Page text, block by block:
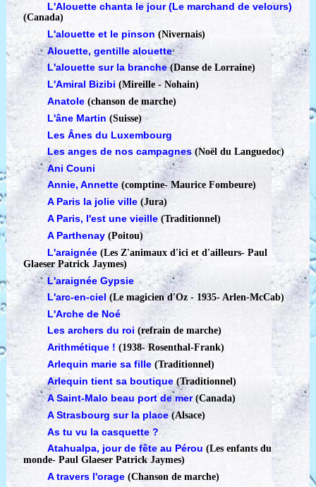
L'Alouette chanta le jour (Le marchand de velours)
(Canada)
L'alouette et le pinson (Nivernais)
Alouette, gentille alouette
L'alouette sur la branche (Danse de Lorraine)
L'Amiral Bizibi(Mireille - Nohain)
Anatole(chanson de marche)
L'âne Martin(Suisse)
Les Ânes du Luxembourg
Les anges de nos campagnes(Noël du Languedoc)
Ani Couni
Annie, Annette(comptine-Maurice Fombeure)
A Paris la jolie ville (Jura)
A Paris, l'est une vieille (Traditionnel)
A Parthenay(Poitou)
L'araignée(Les Z'animaux d'ici et d'ailleurs-Paul
Glaeser Patrick Jaymes)
L'araignée Gypsie
L'arc-en-ciel(Le magicien d'Oz - 1935-Arlen-McCab)
L'Arche de Noé
Les archers du roi (refrain de marche)
Arithmétique !(1938-Rosenthal-Frank)
Arlequin marie sa fille(Traditionnel)
Arlequin tient sa boutique (Traditionnel)
A Saint-Malo beau port de mer (Canada)
A Strasbourg sur la place (Alsace)
As tu vu la casquette ?
Atahualpa, jour de fête au Pérou (Les enfants du
monde-Paul Glaeser Patrick Jaymes)
A travers l'orage(Chanson de marche)